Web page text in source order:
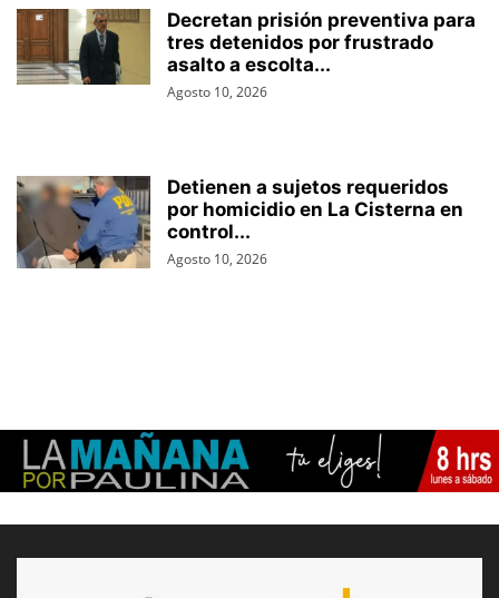
Decretan prisión preventiva para
tres detenidos por frustrado
asalto a escolta...
Agosto 10, 2026
Detienen a sujetos requeridos
por homicidio en La Cisterna en
control...
Agosto 10, 2026